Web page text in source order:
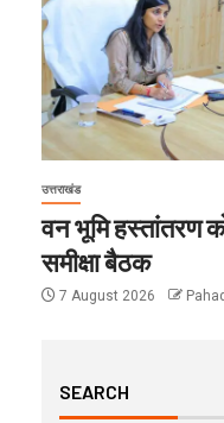
उत्तराखंड
वन भूमि हस्तांतरण
समीक्षा बैठक
7 August 2026
SEARCH